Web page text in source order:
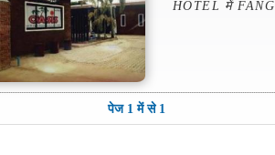
HOTEL में FANG
पेज 1 में से 1